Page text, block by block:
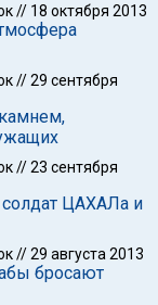
// 18 октября 2013
//29 сентября
//23 сентября
ЦАХАЛа и
//29 августа 2013
бросают